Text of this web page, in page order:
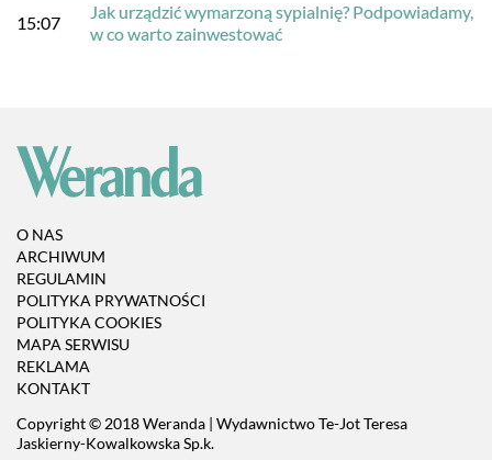
15:07
Jak urządzić wymarzoną sypialnię? Podpowiadamy,
w co warto zainwestować
O NAS
ARCHIWUM
REGULAMIN
POLITYKA PRYWATNOŚCI
POLITYKA COOKIES
MAPA SERWISU
REKLAMA
KONTAKT
Copyright © 2018 Weranda | Wydawnictwo Te-Jot Teresa
Jaskierny-Kowalkowska Sp.k.